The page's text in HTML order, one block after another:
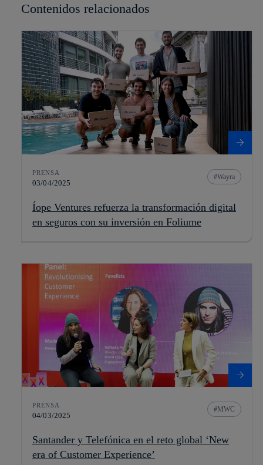
Contenidos relacionados
PRENSA
03/04/2025
Wayra
Íope Ventures refuerza la transformación digital
en seguros con su inversión en Foliume
PRENSA
04/03/2025
MWC
Santander y Telefónica en el reto global ‘New
era of Customer Experience’